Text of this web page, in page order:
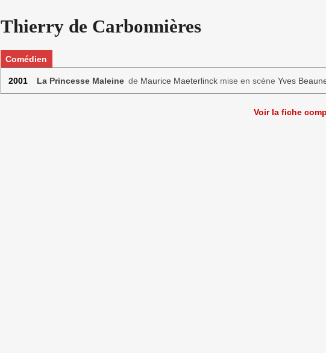
Thierry de Carbonnières
Comédien
2001 La Princesse Maleinede Maurice Maeterlinckmise en scène Yves
Voir la fiche